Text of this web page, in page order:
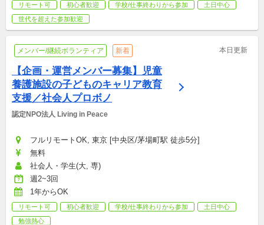
リモート可 初心者歓迎 学校/仕事終わりから参加
土日中心
世代を超えた参加歓迎
メンバー/継続ボランティア 新着 本日更新
【企画・運営メンバー募集】児童
養護施設の子どものキャリア教育
支援／社会人プロボノ
認定NPO法人 Living in Peace
フルリモートOK, 東京 [中央区/茅場町駅 徒歩5分]
無料
社会人・学生(大, 専)
週2~3回
1年からOK
リモート可 初心者歓迎 学校/仕事終わりから参加
土日中心
勉強熱心